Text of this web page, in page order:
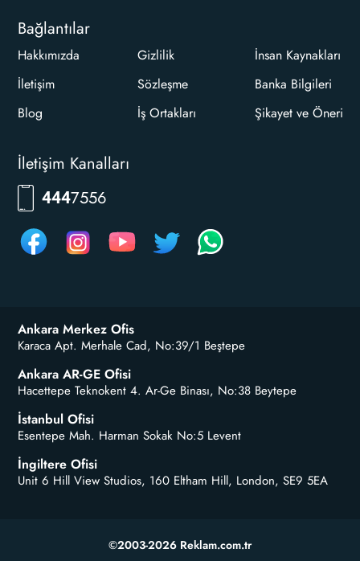
Bağlantılar
Hakkımızda
İletişim
Blog
Gizlilik
Sözleşme
İş Ortakları
İnsan Kaynakları
Banka Bilgileri
Şikayet ve Öneri
İletişim Kanalları
444RKLM
Ankara Merkez Ofis
Karaca Apt. Merhale Cad, No:39/1 Beştepe
Ankara AR-GE Ofisi
Hacettepe Teknokent 4. Ar-Ge Binası, No:38 Beytepe
İstanbul Ofisi
Esentepe Mah. Harman Sokak No:5 Levent
İngiltere Ofisi
Unit 6 Hill View Studios, 160 Eltham Hill, London, SE9 5EA
©2003-2026 Reklam.com.tr